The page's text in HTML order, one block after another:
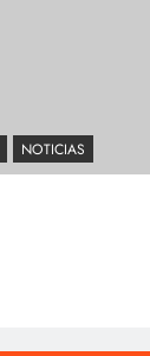
NOTICIAS